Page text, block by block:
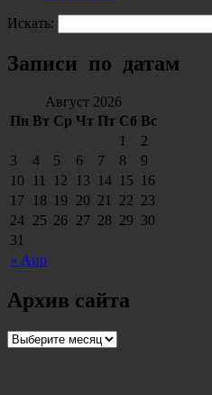
Искать:
Записи по датам
Август 2026
Пн Вт Ср Чт Пт Сб Вс
« Апр
1
2
3
4 5 6 7 8
9
10
11 12 13 14 15
16
17
18 19 20 21 22 23
24 25 26 27 28 29 30
31
Архив сайта